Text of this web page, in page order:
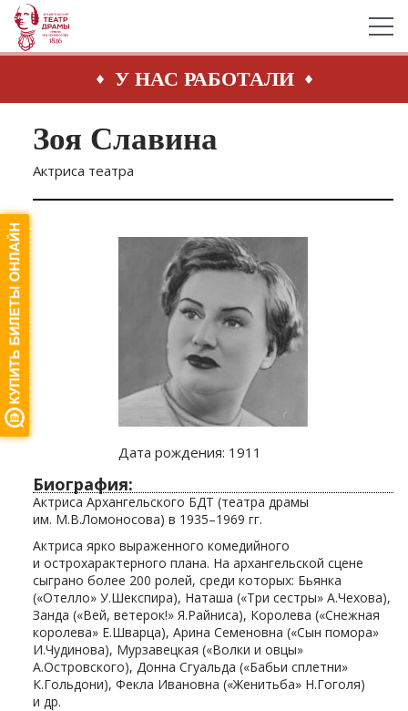
У НАС РАБОТАЛИ
Зоя Славина
Актриса театра
Дата рождения: 1911
Биография:
Актриса Архангельского БДТ (театра драмы
им. М.В.Ломоносова) в 1935–1969 гг.
Актриса ярко выраженного комедийного
и острохарактерного плана. На архангельской сцене
сыграно более 200 ролей, среди которых: Бьянка
(«Отелло» У.Шекспира), Наташа («Три сестры» А.Чехова),
Занда («Вей, ветерок!» Я.Райниса), Королева («Снежная
королева» Е.Шварца), Арина Семеновна («Сын помора»
И.Чудинова), Мурзавецкая («Волки и овцы»
А.Островского), Донна Сгуальда («Бабьи сплетни»
К.Гольдони), Фекла Ивановна («Женитьба» Н.Гоголя)
и др.